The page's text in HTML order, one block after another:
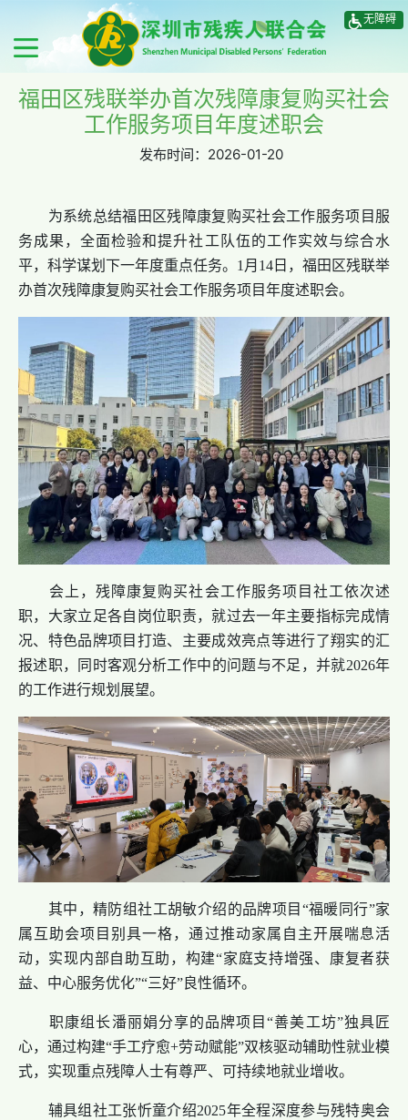
无障碍
福田区残联举办首次残障康复购买社会
工作服务项目年度述职会
发布时间： 2026-01-20
为系统总结福田区残障康复购买社会工作服务项目服
务成果，全面检验和提升社工队伍的工作实效与综合水
平，科学谋划下一年度重点任务。1月14日，福田区残联举
办首次残障康复购买社会工作服务项目年度述职会。
会上，残障康复购买社会工作服务项目社工依次述
职，大家立足各自岗位职责，就过去一年主要指标完成情
况、特色品牌项目打造、主要成效亮点等进行了翔实的汇
报述职，同时客观分析工作中的问题与不足，并就2026年
的工作进行规划展望。
其中，精防组社工胡敏介绍的品牌项目“福暖同行”家
属互助会项目别具一格，通过推动家属自主开展喘息活
动，实现内部自助互助，构建“家庭支持增强、康复者获
益、中心服务优化”“三好”良性循环。
职康组长潘丽娟分享的品牌项目“善美工坊”独具匠
心，通过构建“手工疗愈+劳动赋能”双核驱动辅助性就业模
式，实现重点残障人士有尊严、可持续地就业增收。
辅具组社工张忻童介绍2025年全程深度参与残特奥会